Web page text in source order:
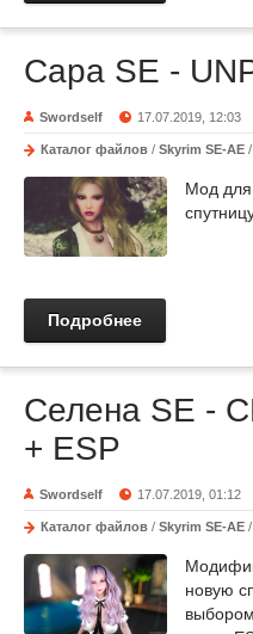
Сара SE -
Swordself 17.07.2019, 12:03
Каталог файлов / Skyrim SE-AE /
Мод для
Подробнее
Селена SE -
+ ESP
Swordself 17.07.2019, 01:12
Каталог файлов / Skyrim SE-AE /
новую